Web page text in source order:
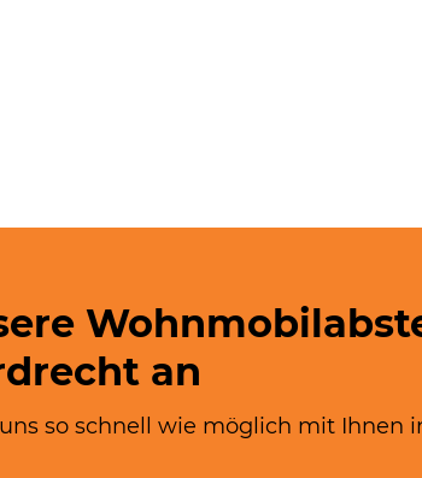
an
so schnell wie möglich mit Ihnen